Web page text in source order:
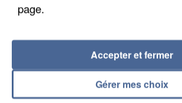
page.
Gérer mes choix
Accepter et fermer